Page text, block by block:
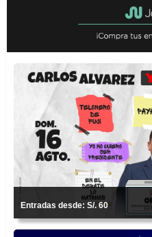
Entradas desde: S/. 60